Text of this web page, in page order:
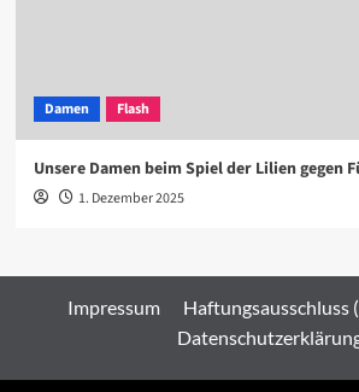
Damen Flash
Unsere Damen beim Spiel der Lilien gegen
1. Dezember 2025
Impressum
Haftungsausschluss